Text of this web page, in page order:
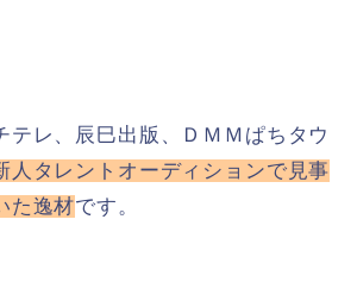
テレ、辰巳出版、ＤＭＭぱちタウ
人タレントオーディションで見事
た逸材です。